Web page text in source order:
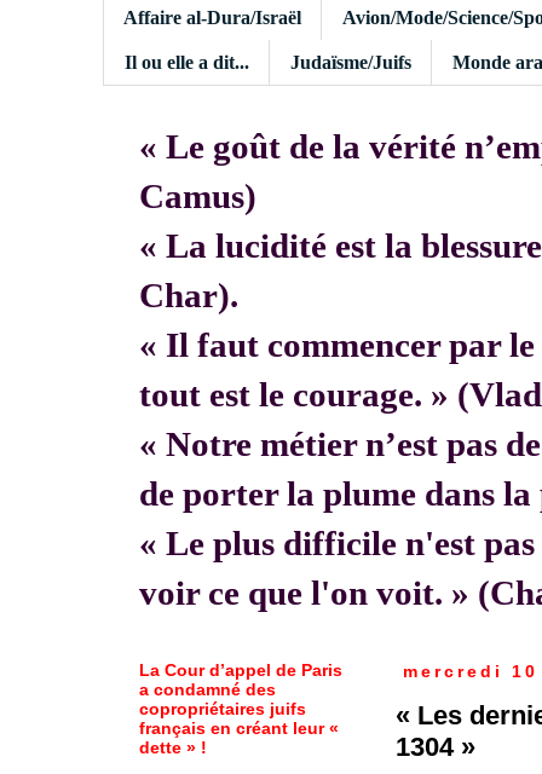
Affaire al-Dura/Israël Avion/Mode/Science/
Il ou elle a dit... Judaïsme/Juifs Monde
« Le goût de la vérité
Camus)
« La lucidité est la
Char).
« Il faut commencer par le
tout est le courage. »
« Notre métier n’est pas
de porter la plume dans
« Le plus difficile n'est
voir ce que l'on voit. »
mercredi
« Les
1304 »
La Cour d’appel de Paris
a condamné des
copropriétaires juifs
français en créant leur «
dette » !